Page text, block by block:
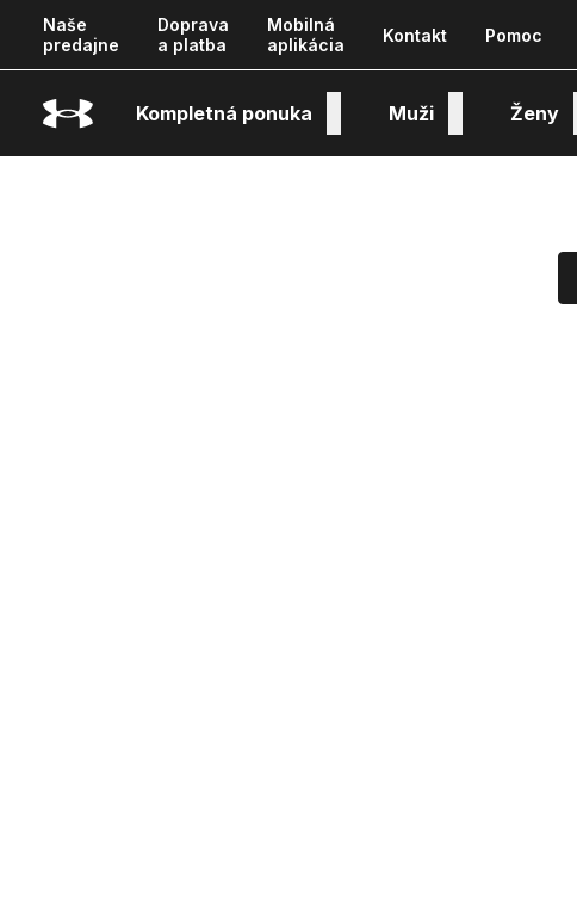
Naše
predajne
Doprava
a platba
Mobilná
aplikácia
Kontakt Pomoc
Kompletná ponuka Muži Ženy